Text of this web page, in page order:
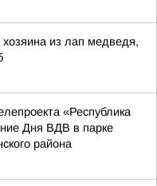
из лап медведя,
«Республика
Дня ВДВ в парке
района